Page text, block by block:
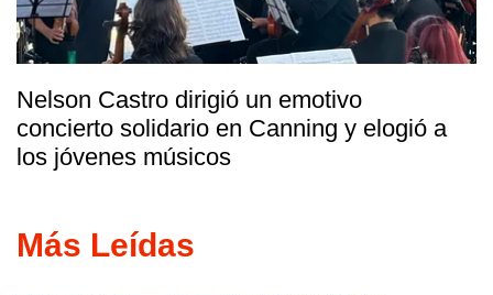
Nelson Castro dirigió un emotivo
concierto solidario en Canning y elogió a
los jóvenes músicos
Más Leídas